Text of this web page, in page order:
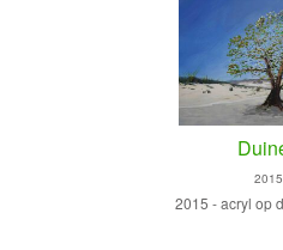
2015
2015 - acryl op